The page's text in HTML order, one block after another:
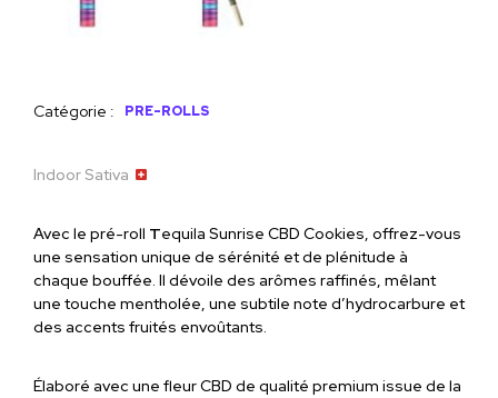
Catégorie : PRE-ROLLS
Indoor Sativa
Avec le pré-roll Tequila Sunrise CBD Cookies, offrez-vous
une sensation unique de sérénité et de plénitude à
chaque bouffée. Il dévoile des arômes raffinés, mêlant
une touche mentholée, une subtile note d’hydrocarbure et
des accents fruités envoûtants.
Élaboré avec une fleur CBD de qualité premium issue de la